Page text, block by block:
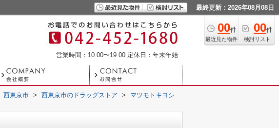
最終更新：2026年08月08日
00件
最近見た物件
00件
検討リスト
営業時間：10:00〜19:00 定休日：年末年始
西東京市 > 西東京市のドラッグストア >
マツモトキヨシ